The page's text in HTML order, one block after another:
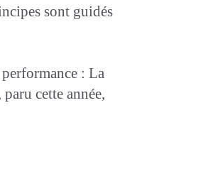
sont guidés
: La
cette année,